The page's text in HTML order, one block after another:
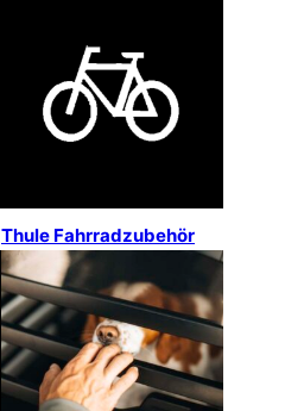
Thule Fahrradzubehör